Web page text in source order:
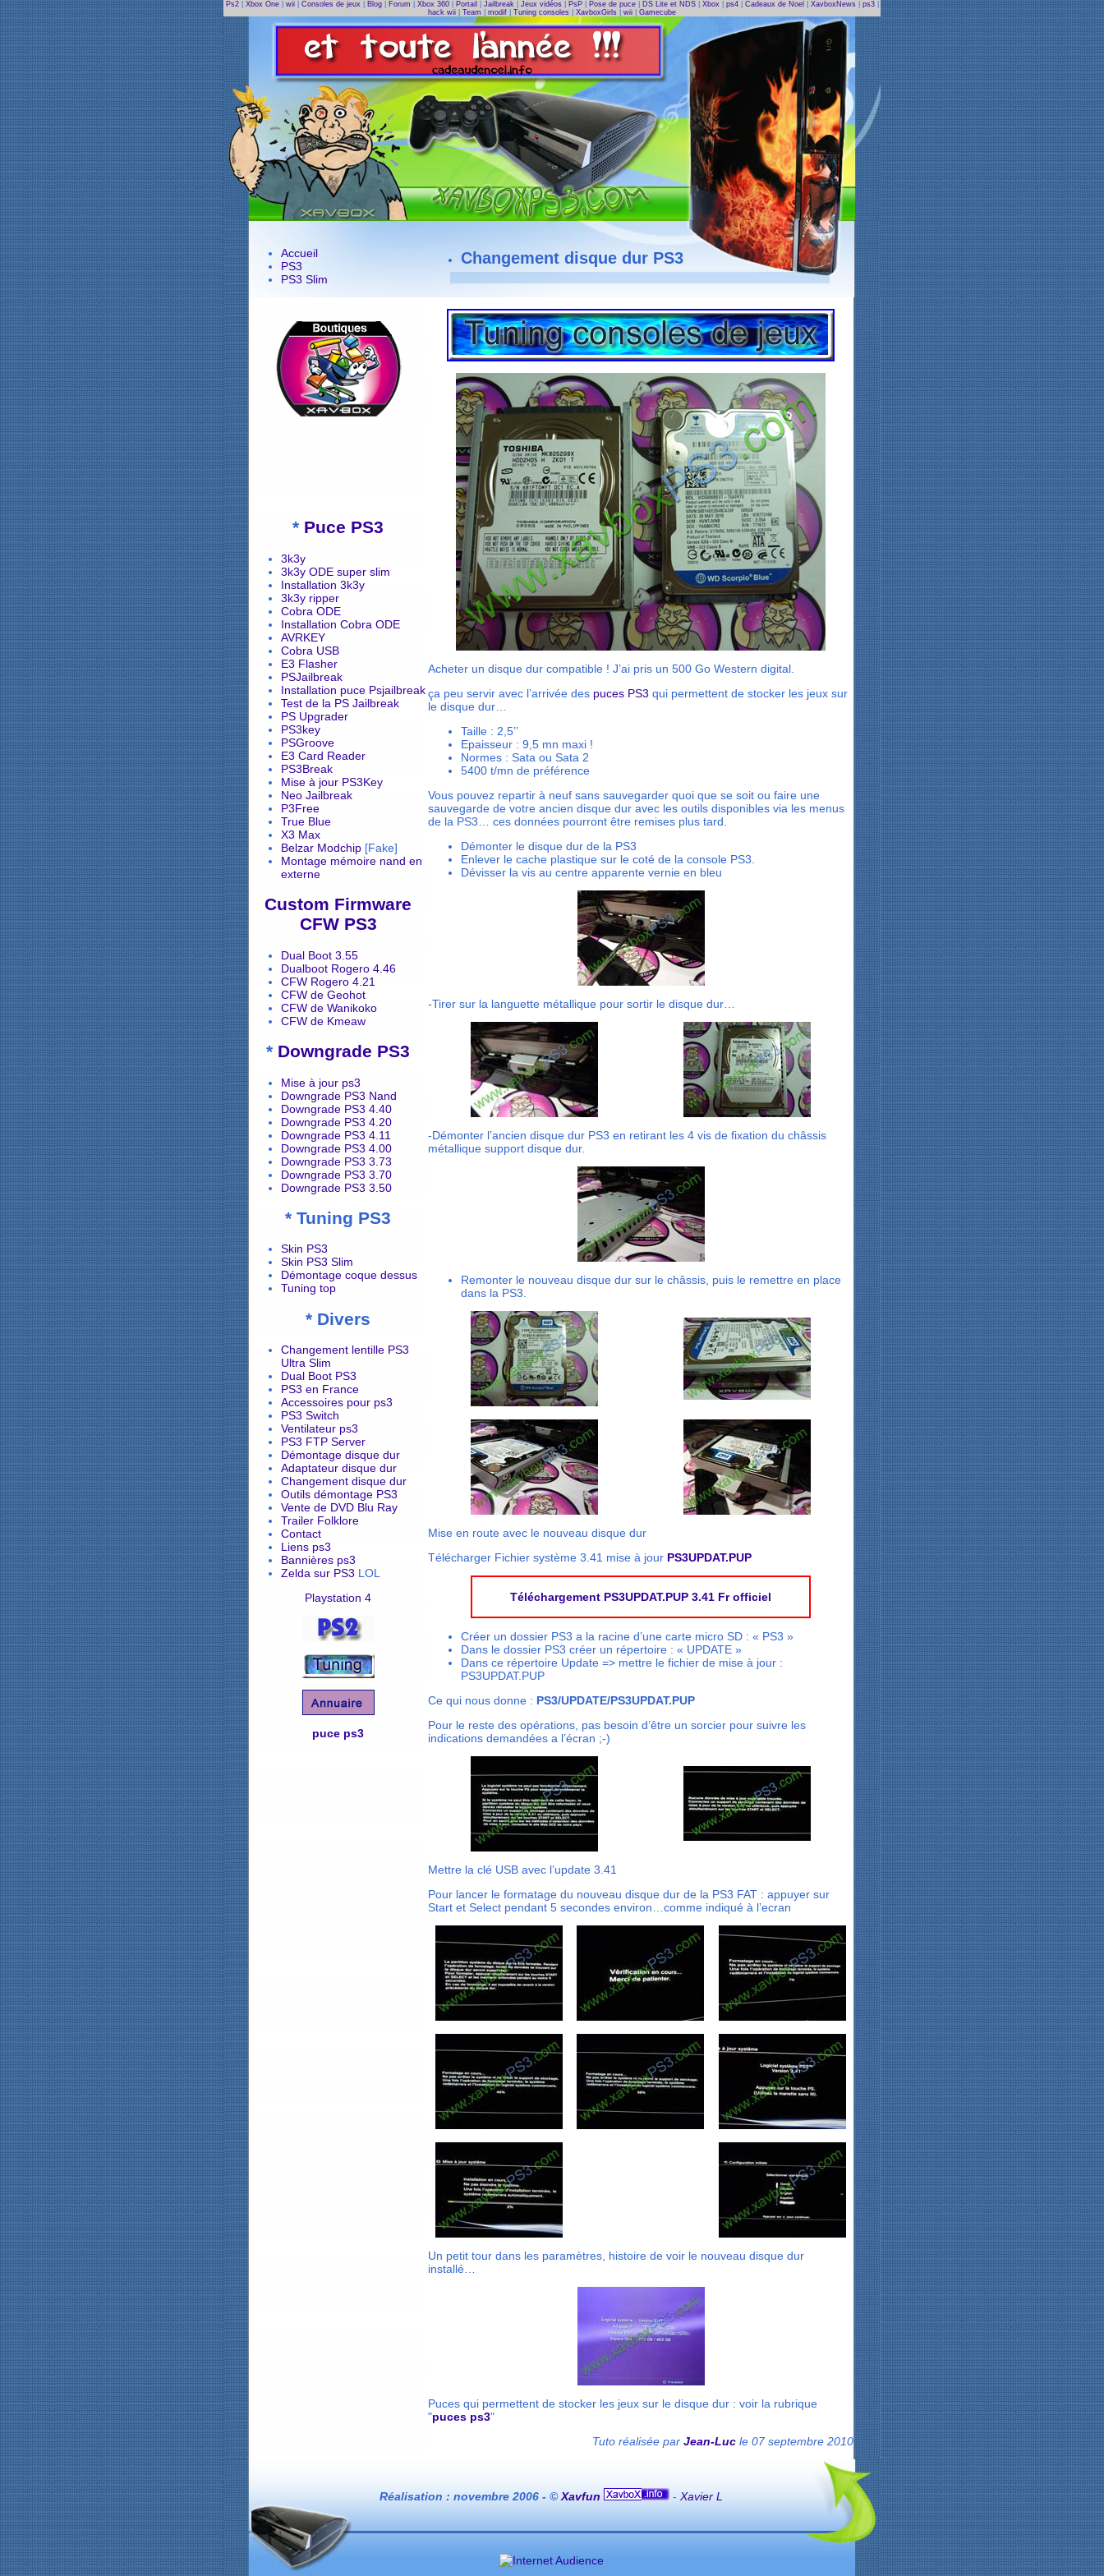
Ps2| Xbox One| wii| Consoles de jeux| Blog| Forum Xbox 360| Portail Jailbreak| Jeux vidéos| PsP| Pose de puce| DS Lite et NDS| Xbox| ps4| Cadeaux de Noel XavboxNews| ps3|
hack wii
Team modif Tuning consoles XavboxGirls wii Gamecube
Accueil
PS3
PS3 Slim
Changement disque dur PS3
* Puce PS3
3k3y
3k3y ODE super slim
Installation 3k3y
3k3y ripper
Cobra ODE
Installation Cobra ODE
AVRKEY
Cobra USB
E3 Flasher
PSJailbreak
Installation puce Psjailbreak
Test de la PS Jailbreak
PS Upgrader
PS3key
PSGroove
E3 Card Reader
PS3Break
Mise à jour PS3Key
Neo Jailbreak
P3Free
True Blue
X3 Max
Belzar Modchip [Fake]
Montage mémoire nand en
externe
Custom Firmware
CFW PS3
Dual Boot 3.55
Dualboot Rogero 4.46
CFW Rogero 4.21
CFW de Geohot
CFW de Wanikoko
CFW de Kmeaw
* Downgrade PS3
Mise à jour ps3
Downgrade PS3 Nand
Downgrade PS3 4.40
Downgrade PS3 4.20
Downgrade PS3 4.11
Downgrade PS3 4.00
Downgrade PS3 3.73
Downgrade PS3 3.70
Downgrade PS3 3.50
* Tuning PS3
Skin PS3
Skin PS3 Slim
Démontage coque dessus
Tuning top
* Divers
Changement lentille PS3
Ultra Slim
Dual Boot PS3
PS3 en France
Accessoires pour ps3
PS3 Switch
Ventilateur ps3
PS3 FTP Server
Démontage disque dur
Adaptateur disque dur
Changement disque dur
Outils démontage PS3
Vente de DVD Blu Ray
Trailer Folklore
Contact
Liens ps3
Bannières ps3
Zelda sur PS3 LOL
Playstation 4
puce ps3
Acheter un disque dur compatible ! J’ai pris un 500 Go Western digital.
ça peu servir avec l’arrivée des puces PS3 qui permettent de stocker les jeux sur
le disque dur…
Taille : 2,5’’
Epaisseur : 9,5 mn maxi !
Normes : Sata ou Sata 2
5400 t/mn de préférence
Vous pouvez repartir à neuf sans sauvegarder quoi que se soit ou faire une
sauvegarde de votre ancien disque dur avec les outils disponibles via les menus
de la PS3… ces données pourront être remises plus tard.
Démonter le disque dur de la PS3
Enlever le cache plastique sur le coté de la console PS3.
Dévisser la vis au centre apparente vernie en bleu
-Tirer sur la languette métallique pour sortir le disque dur…
-Démonter l’ancien disque dur PS3 en retirant les 4 vis de fixation du châssis
métallique support disque dur.
Remonter le nouveau disque dur sur le châssis, puis le remettre en place
dans la PS3.
Mise en route avec le nouveau disque dur
Télécharger Fichier système 3.41 mise à jour PS3UPDAT.PUP
Téléchargement PS3UPDAT.PUP 3.41 Fr officiel
Créer un dossier PS3 a la racine d’une carte micro SD : « PS3 »
Dans le dossier PS3 créer un répertoire : « UPDATE »
Dans ce répertoire Update => mettre le fichier de mise à jour :
PS3UPDAT.PUP
Ce qui nous donne : PS3/UPDATE/PS3UPDAT.PUP
Pour le reste des opérations, pas besoin d’être un sorcier pour suivre les
indications demandées a l’écran ;-)
Mettre la clé USB avec l’update 3.41
Pour lancer le formatage du nouveau disque dur de la PS3 FAT : appuyer sur
Start et Select pendant 5 secondes environ…comme indiqué à l’ecran
Un petit tour dans les paramètres, histoire de voir le nouveau disque dur
installé…
Puces qui permettent de stocker les jeux sur le disque dur : voir la rubrique
"puces ps3"
Tuto réalisée par Jean-Luc le 07 septembre 2010
Réalisation : novembre 2006 - ©Xavfun - Xavier L